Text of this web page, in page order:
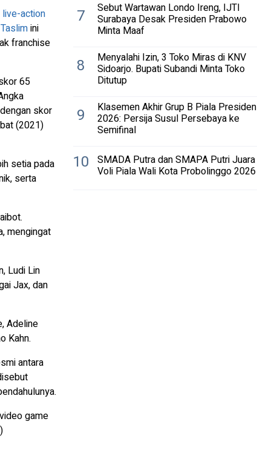
live-action
ini
franchise
65
skor
(2021)
setia pada
serta
mengingat
Ludi Lin
Jax, dan
Adeline
Kahn.
antara
game
7 Sebut Wartawan Londo Ireng, IJTI
Surabaya Desak Presiden Prabowo
Minta Maaf
8 Menyalahi Izin, 3 Toko Miras di KNV
Sidoarjo. Bupati Subandi Minta Toko
Ditutup
9 Klasemen Akhir Grup B Piala Presiden
2026: Persija Susul Persebaya ke
Semifinal
10 SMADA Putra dan SMAPA Putri Juara
Voli Piala Wali Kota Probolinggo 2026